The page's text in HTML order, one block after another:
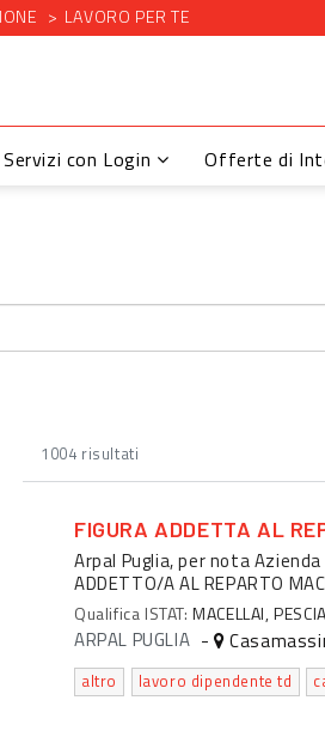
LAVORO PER TE
Servizi con Login Offerte di
1004 risultati
FIGURA ADDETTA AL
Arpal Puglia, per nota
ADDETTO/A AL REPARTO
Qualifica ISTAT: MACELLAI,
ARPAL PUGLIA -
altro lavoro dipendente td